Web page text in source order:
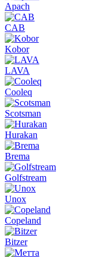
Apach
CAB
Kobor
LAVA
Cooleq
Scotsman
Hurakan
Brema
Golfstream
Unox
Copeland
Bitzer